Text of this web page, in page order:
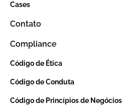
Cases
Contato
Compliance
Código de Ética
Código de Conduta
Código de Princípios de Negócios